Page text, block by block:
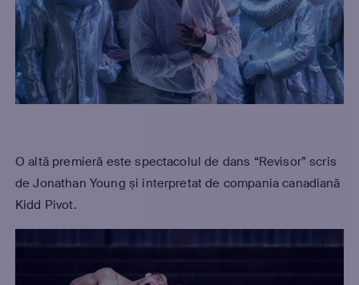
O altă premieră este spectacolul de dans “Revisor” scris
de Jonathan Young și interpretat de compania canadiană
Kidd Pivot.